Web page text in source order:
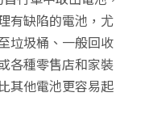
有缺陷的電池，尤
垃圾桶、一般回收
各種零售店和家裝
其他電池更容易起